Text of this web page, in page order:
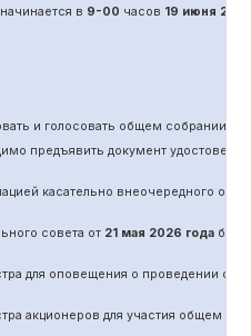
в 9-00 часов 19 июня 202
и голосовать общем собрании
предъявить документ
касательно внеочередного
совета от 21 мая 2026 годабыло
для оповещения о проведении
акционеров для участия общем